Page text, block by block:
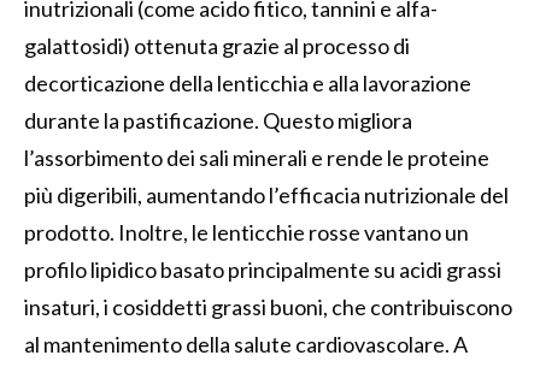
inutrizionali (come acido fitico, tannini e alfa-
galattosidi) ottenuta grazie al processo di
decorticazione della lenticchia e alla lavorazione
durante la pastificazione. Questo migliora
l’assorbimento dei sali minerali e rende le proteine
più digeribili, aumentando l’efficacia nutrizionale del
prodotto. Inoltre, le lenticchie rosse vantano un
profilo lipidico basato principalmente su acidi grassi
insaturi, i cosiddetti grassi buoni, che contribuiscono
al mantenimento della salute cardiovascolare. A